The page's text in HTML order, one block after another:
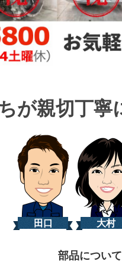
が親切丁寧
田口 大村
部品につい